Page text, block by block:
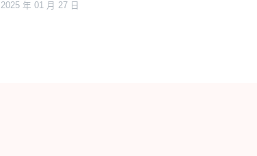
2025 年 01 月 27 日